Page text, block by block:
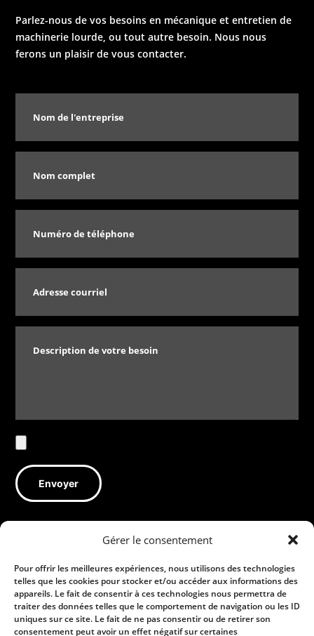
Gérer le consentement
Pour offrir les meilleures expériences, nous utilisons des technologies
telles que les cookies pour stocker et/ou accéder aux informations des
appareils. Le fait de consentir à ces technologies nous permettra de
traiter des données telles que le comportement de navigation ou les ID
uniques sur ce site. Le fait de ne pas consentir ou de retirer son
consentement peut avoir un effet négatif sur certaines
Parlez-nous de vos besoins en mécanique et entretien de
machinerie lourde, ou tout autre besoin. Nous nous
ferons un plaisir de vous contacter.
Guydrolic Produits Services